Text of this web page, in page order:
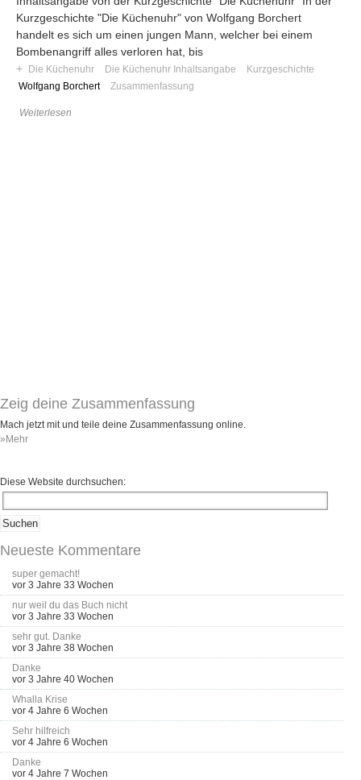
Kurzgeschichte "Die Küchenuhr" von Wolfgang Borchert
handelt es sich um einen jungen Mann, welcher bei einem
Bombenangriff alles verloren hat, bis
+
Die Küchenuhr Die Küchenuhr Inhaltsangabe
Kurzgeschichte
Wolfgang Borchert
Zusammenfassung
Weiterlesen
Zeig deine Zusammenfassung
Mach jetzt mit und teile deine Zusammenfassung online.
»Mehr
Diese Website durchsuchen:
Neueste Kommentare
super gemacht!
vor 3 Jahre 33 Wochen
nur weil du das Buch nicht
vor 3 Jahre 33 Wochen
sehr gut. Danke
vor 3 Jahre 38 Wochen
Danke
vor 3 Jahre 40 Wochen
Whalla Krise
vor 4 Jahre 6 Wochen
Sehr hilfreich
vor 4 Jahre 6 Wochen
Danke
vor 4 Jahre 7 Wochen